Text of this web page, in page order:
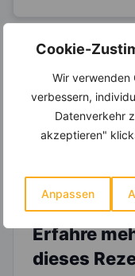
Cookie-
Wir verwenden
verbessern,
Datenverkehr
akzeptieren"
Anpassen
Wochenplaner,
Einkaufsliste
viele hilfreiche und
um Deine Ernährung
Erfahre
dieses